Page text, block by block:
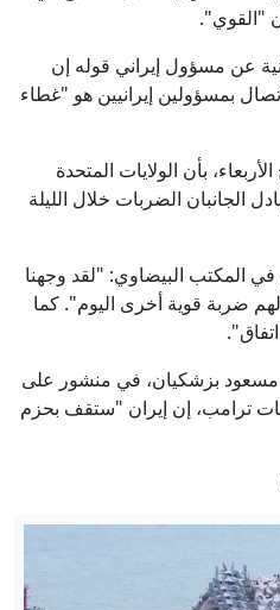
"القوي".
عن مسؤول إيراني قوله إن
بمسؤولين إيرانيين هو "غطاء
بأن الولايات المتحدة
الجانبان الضربات خلال الليلة
المكتب البيضاوي: "لقد وجهنا
ضربة قوية أخرى اليوم". كما
مسعود بزشكيان، في منشور على
ترامب، إن إيران "ستقف بحزم